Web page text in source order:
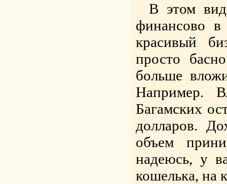
В этом
финансово в
красивый
просто
больше
Например.
Багамских
долларов.
объем
надеюсь, у
кошелька, на